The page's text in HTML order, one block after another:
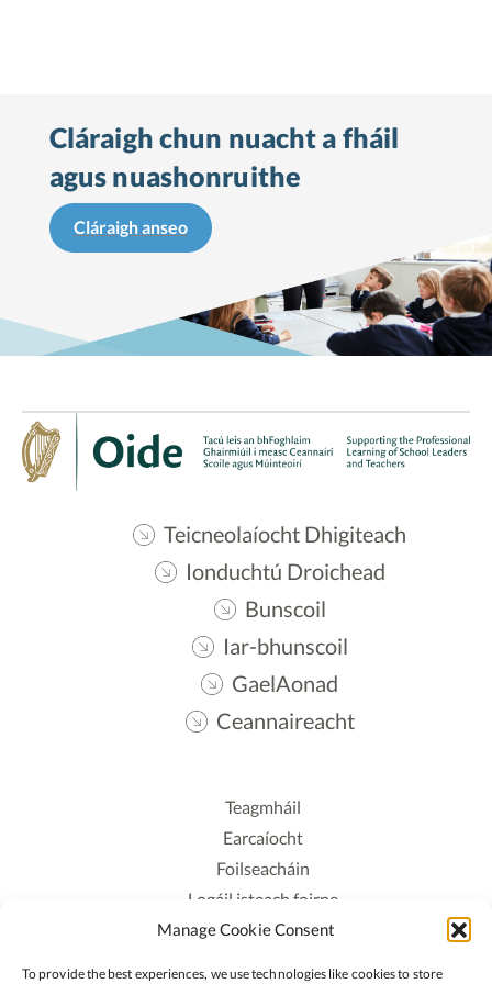
Manage Cookie Consent
To provide the best experiences, we use technologies like cookies to store
Cláraigh chun nuacht a fháil
agus nuashonruithe
Cláraigh anseo
Teicneolaíocht Dhigiteach
Ionduchtú Droichead
Bunscoil
Iar-bhunscoil
GaelAonad
Ceannaireacht
Teagmháil
Earcaíocht
Foilseacháin
Logáil isteach foirne
Polasaí Príobháideachais